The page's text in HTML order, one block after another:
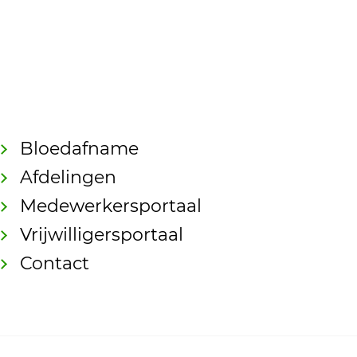
Bloedafname
Afdelingen
Medewerkersportaal
Vrijwilligersportaal
Contact